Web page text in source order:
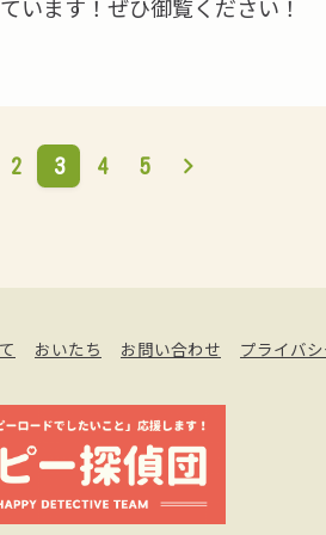
います！ぜひ御覧ください！
2 3 4 5
おいたち お問い合わせ プライバ